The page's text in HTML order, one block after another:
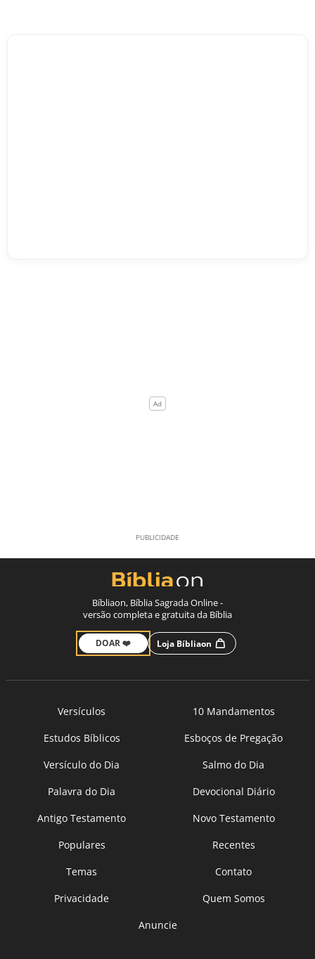
Bíbliaon, Bíblia Sagrada Online -
versão completa e gratuita da Bíblia
DOAR ❤️ Loja Bíbliaon
Versículos
10 Mandamentos
Estudos Bíblicos
Esboços de Pregação
Versículo do Dia
Salmo do Dia
Palavra do Dia
Devocional Diário
Antigo Testamento
Novo Testamento
Populares
Recentes
Temas
Contato
Privacidade
Quem Somos
Anuncie